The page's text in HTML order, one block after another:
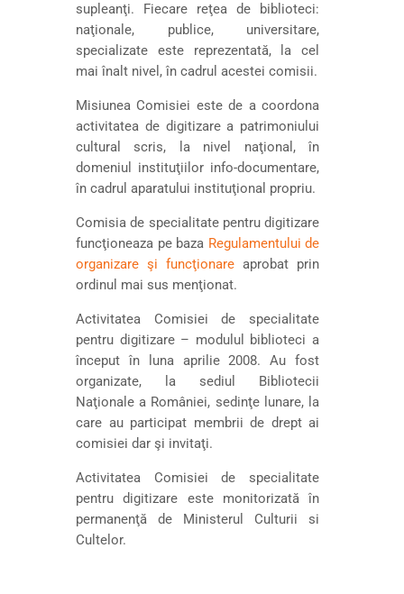
supleanţi. Fiecare reţea de biblioteci:
naţionale, publice, universitare,
specializate este reprezentată, la cel
mai înalt nivel, în cadrul acestei comisii.
Misiunea Comisiei este de a coordona
activitatea de digitizare a patrimoniului
cultural scris, la nivel naţional, în
domeniul instituţiilor info-documentare,
în cadrul aparatului instituţional propriu.
Comisia de specialitate pentru digitizare
funcţioneaza pe baza Regulamentului de
organizare şi funcţionare aprobat prin
ordinul mai sus menţionat.
Activitatea Comisiei de specialitate
pentru digitizare – modulul biblioteci a
început în luna aprilie 2008. Au fost
organizate, la sediul Bibliotecii
Naţionale a României, sedinţe lunare, la
care au participat membrii de drept ai
comisiei dar şi invitaţi.
Activitatea Comisiei de specialitate
pentru digitizare este monitorizată în
permanenţă de Ministerul Culturii si
Cultelor.